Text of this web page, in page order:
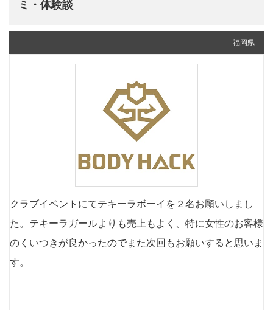
ミ・体験談
福岡県
クラブイベントにてテキーラボーイを２名お願いしまし
た。テキーラガールよりも売上もよく、特に女性のお客様
のくいつきが良かったのでまた次回もお願いすると思いま
す。